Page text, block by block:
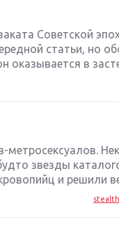
Советской
статьи, но
оказывается в
звезды
и решили
stealth